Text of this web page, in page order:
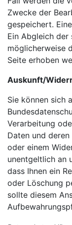
Zwecke der
gespeichert.
Ein Abgleich der
möglicherweise
Seite erhoben
Auskunft/
Sie können sich
Verarbeitung
Daten und
oder einem
unentgeltlich an
dass Ihnen ein
oder Löschung
sollte diesem